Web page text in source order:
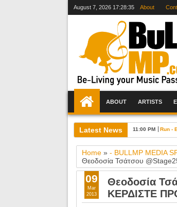
August 7, 2026 17:28:37 About
ABOUT ARTISTS
Latest News 11:00 PM Run -
Home» - BULLMP MEDIA
Θεοδοσία Τσάτσου
Θεοδοσία
ΚΕΡΔΙΣΤΕ
09
Mar
2013